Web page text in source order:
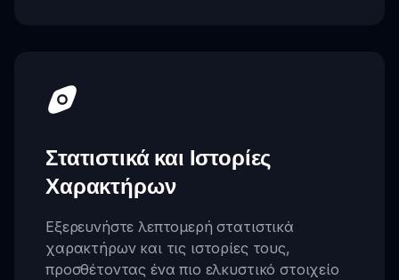
Στατιστικά και Ιστορίες
Χαρακτήρων
Εξερευνήστε λεπτομερή στατιστικά
χαρακτήρων και τις ιστορίες τους,
προσθέτοντας ένα πιο ελκυστικό στοιχείο